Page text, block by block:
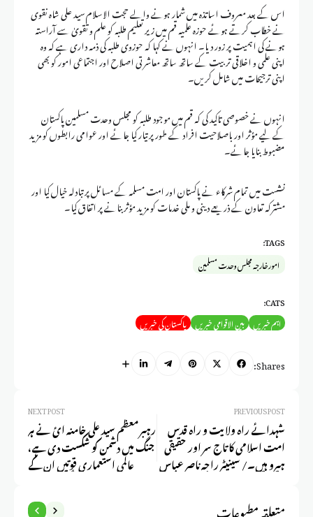
اس کے بعد معروف اساتذہ میں شمار ہونے والے حجت الاسلام سید علی شاہ نقوی
نے خطاب کرتے ہوئے حوزہ علمیہ قم میں زیر تعلیم طلبہ کو علم و تقویٰ سے آراستہ
ہونے کی اہمیت پر زور دیا۔ انہوں نے کہا کہ حوزوی طلبہ کی ذمہ داری ہے کہ وہ
اپنی علمی و اخلاقی تربیت کے ساتھ ساتھ معاشرتی اصلاح اور اجتماعی امور کو بھی
اپنی ترجیحات میں شامل کریں۔
انہوں نے خصوصی تاکید کی کہ قم میں موجود طلبہ کو مجلس وحدت مسلمین پاکستان
کے لیے مؤثر اور باصلاحیت افراد کے طور پر تیار کیا جائے اور عوامی رابطوں کو مزید
مضبوط بنایا جائے۔
نشست میں تمام شرکاء نے پاکستان اور امت مسلمہ کے مسائل پر تبادلہ خیال کیا اور
مشترکہ تعاون کے ذریعے دینی و ملی خدمات کو مزید مؤثر بنانے پر اتفاق کیا۔
TAGS:
امور خارجہ مجلس وحدت مسلمین
CATS:
اہم خبریں بین الاقوامی خبریں پاکستان کی خبریں
Shares:
PREVIOUS POST
شہدائے راہ ولایت و راہ قدس
امت اسلامی کا تاج سر اور حقیقی
ہیرو ہیں۔/ سینیٹر راجہ ناصر عباس
NEXT POST
رہبر معظم سید علی خامنہ ائ نے ہر
جنگ میں دشمن کو شکست دی ہے،
عالمی استعماری قوتیں ان کے
رہی ہیں /سینیٹر علامہ راجہ ناصر متعلقہ مطبوعات